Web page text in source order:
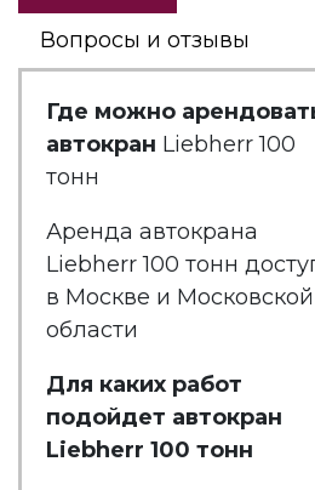
Вопросы и отзывы
Где можно
автокран Liebherr 100
тонн
Аренда автокрана
Liebherr 100 тонн
в Москве и Московской
области
Для каких работ
подойдет автокран
Liebherr 100 тонн